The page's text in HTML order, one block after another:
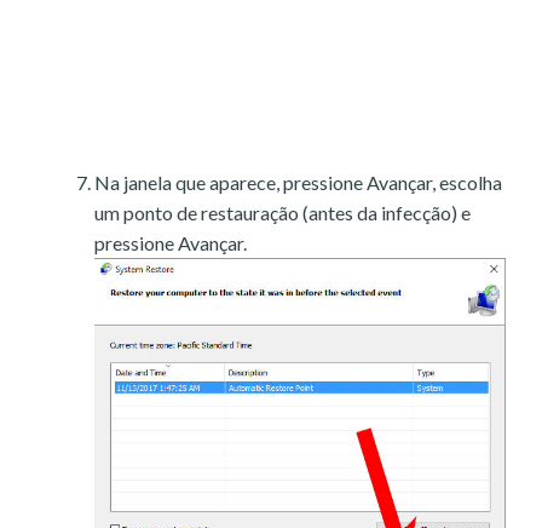
Na janela que aparece, pressione Avançar, escolha
um ponto de restauração (antes da infecção) e
pressione Avançar.